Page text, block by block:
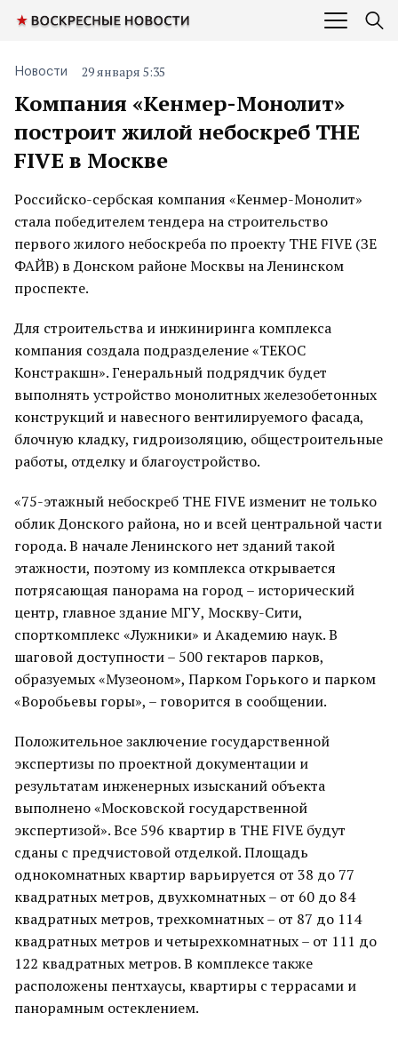
Компания «Кенмер-Монолит»
построит жилой небоскреб THE
FIVE в Москве
Новости 29 января 5:35
Российско-сербская компания «Кенмер-Монолит»
стала победителем тендера на строительство
первого жилого небоскреба по проекту THE FIVE (ЗЕ
ФАЙВ) в Донском районе Москвы на Ленинском
проспекте.
Для строительства и инжиниринга комплекса
компания создала подразделение «ТЕКОС
Констракшн». Генеральный подрядчик будет
выполнять устройство монолитных железобетонных
конструкций и навесного вентилируемого фасада,
блочную кладку, гидроизоляцию, общестроительные
работы, отделку и благоустройство.
«75-этажный небоскреб THE FIVE изменит не только
облик Донского района, но и всей центральной части
города. В начале Ленинского нет зданий такой
этажности, поэтому из комплекса открывается
потрясающая панорама на город – исторический
центр, главное здание МГУ, Москву-Сити,
спорткомплекс «Лужники» и Академию наук. В
шаговой доступности – 500 гектаров парков,
образуемых «Музеоном», Парком Горького и парком
«Воробьевы горы», – говорится в сообщении.
Положительное заключение государственной
экспертизы по проектной документации и
результатам инженерных изысканий объекта
выполнено «Московской государственной
экспертизой». Все 596 квартир в THE FIVE будут
сданы с предчистовой отделкой. Площадь
однокомнатных квартир варьируется от 38 до 77
квадратных метров, двухкомнатных – от 60 до 84
квадратных метров, трехкомнатных – от 87 до 114
квадратных метров и четырехкомнатных – от 111 до
122 квадратных метров. В комплексе также
расположены пентхаусы, квартиры с террасами и
панорамным остеклением.